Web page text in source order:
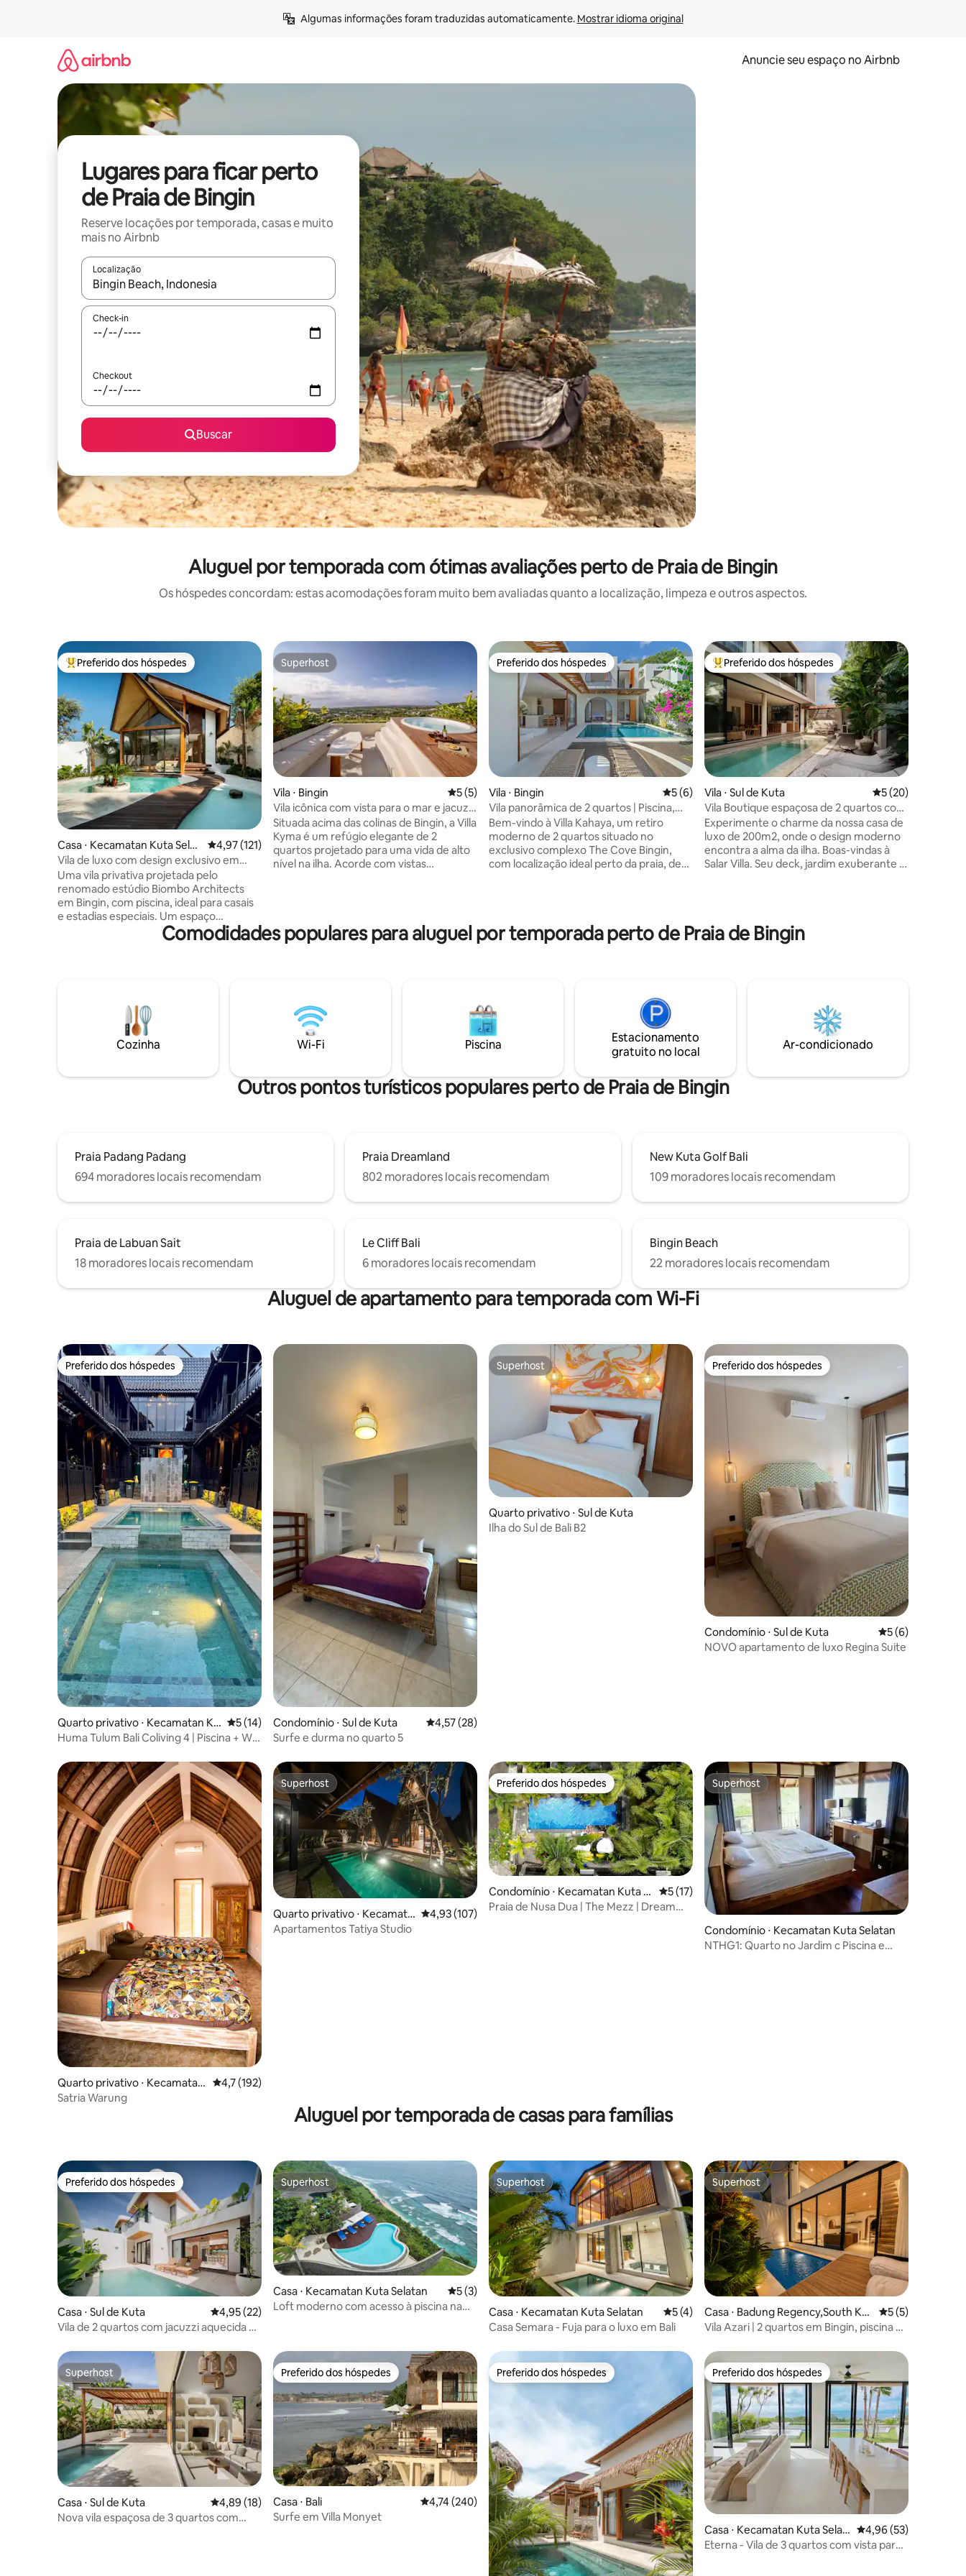
Algumas informações foram traduzidas automaticamente. Mostrar idioma original
Anuncie seu espaço no Airbnb
Lugares para ficar perto
de Praia de Bingin
Reserve locações por temporada, casas e muito
mais no Airbnb
Localização
Quando os resultados estiverem disponíveis, explore-os usando as seta para cima e para baixo do teclado ou tocando e deslizando o dedo na tela.
Check-in
Checkout
Buscar
Aluguel por temporada com ótimas avaliações perto de Praia de Bingin
Os hóspedes concordam: estas acomodações foram muito bem avaliadas quanto a localização, limpeza e outros aspectos.
Entre os melhores preferidos dos hóspedes
Preferido dos hóspedes
Casa ⋅ Kecamatan Kuta Selat
an
4,97 de uma avaliação média de 5, 121 avaliações
4,97 (121)
Vila de luxo com design exclusivo em
Bingin | Piscina privativa
Uma vila privativa projetada pelo
renomado estúdio Biombo Architects
em Bingin, com piscina, ideal para casais
e estadias especiais. Um espaço
acolhedor e único que faz você se sentir
em casa, ao mesmo tempo em que
e noites relaxantes. Ótimo para
escapadas românticas com total
privacidade. Manutenção profissional.
Cama king size, Wi-Fi, Smart TV e
de Bingin, dos melhores cafés e
Superhost
Superhost
Vila ⋅ Bingin 5 de uma avaliação média de 5, 5 avaliações
5 (5)
Vila icônica com vista para o mar e jacuzzi
no terraço em Bingin
Situada acima das colinas de Bingin, a Villa
Kyma é um refúgio elegante de 2
quartos projetado para uma vida de alto
nível na ilha. Acorde com vistas
sol acima de você. A poucos minutos de
praias, cafés, restaurantes e clubes de
tranquila com sons locais ocasionais
Preferido dos hóspedes
Preferido dos hóspedes
Vila ⋅ Bingin 5 de uma avaliação média de 5, 6 avaliações
5 (6)
Vila panorâmica de 2 quartos | Piscina,
banheira de hidromassagem e vista para
o mar
Bem-vindo à Villa Kahaya, um retiro
moderno de 2 quartos situado no
exclusivo complexo The Cove Bingin,
com localização ideal perto da praia, de
espaços externos tropicais. Uma piscina
privativa fica no coração da casa, e um
dois casais, a Villa Kahaya oferece um
refúgio elegante com acesso ao estilo de
vida litorâneo de Bali.
Entre os melhores preferidos dos hóspedes
Preferido dos hóspedes
Vila ⋅ Sul de Kuta 5 de uma
5 (20)
Vila Boutique espaçosa de 2 quartos com
piscina em Bingin
Experimente o charme da nossa casa de
luxo de 200m2, onde o design moderno
encontra a alma da ilha. Boas-vindas à
Salar Villa. Seu deck, jardim exuberante e
fresca e totalmente fechada, com ar-
condicionado e ventilador, se abre
praias mais procurados.
Comodidades populares para aluguel por temporada perto de Praia de Bingin
Cozinha Wi-Fi Piscina
Estacionamento
gratuito no local
Ar-condicionado
Outros pontos turísticos populares perto de Praia de Bingin
Praia Padang Padang
694 moradores locais recomendam
Praia Dreamland
802 moradores locais recomendam
New Kuta Golf Bali
109 moradores locais recomendam
Praia de Labuan Sait
18 moradores locais recomendam
Le Cliff Bali
6 moradores locais recomendam
Bingin Beach
22 moradores locais recomendam
Aluguel de apartamento para temporada com Wi-Fi
Preferido dos hóspedes
Preferido dos hóspedes
Quarto privativo ⋅ Kecamatan Ku
ta Selatan
5 de uma avaliação média de 5, 14 avaliações
5 (14)
Huma Tulum Bali Coliving 4 | Piscina + Wi-
Condomínio ⋅ Sul de Kuta 4,57 de uma avaliação média de 5, 28 avaliações
4,57 (28)
Surfe e durma no quarto 5
Superhost
Superhost
Quarto privativo ⋅ Sul de Kuta
Ilha do Sul de Bali B2
Preferido dos hóspedes
Preferido dos hóspedes
Condomínio ⋅ Sul de Kuta 5 de uma
5 (6)
NOVO apartamento de luxo Regina Suite
Quarto privativo ⋅ Kecamatan
Kuta Selatan
4,7 de uma avaliação média de 5, 192 avaliações
4,7 (192)
Satria Warung
Superhost
Superhost
Quarto privativo ⋅ Kecamata
n Kuta Selatan
4,93 de uma avaliação média de 5, 107 avaliações
4,93 (107)
Apartamentos Tatiya Studio
Preferido dos hóspedes
Preferido dos hóspedes
Condomínio ⋅ Kecamatan Kuta S
elatan
5 de uma avaliação média de 5, 17 avaliações
5 (17)
Praia de Nusa Dua | The Mezz | Dream
Superhost
Superhost
Condomínio ⋅ Kecamatan Kuta Selatan
NTHG1: Quarto no Jardim c Piscina e
Aluguel por temporada de casas para famílias
Preferido dos hóspedes
Preferido dos hóspedes
Casa ⋅ Sul de Kuta 4,95 de uma avaliação média de 5, 22 avaliações
4,95 (22)
Vila de 2 quartos com jacuzzi aquecida no
Superhost
Superhost
Casa ⋅ Kecamatan Kuta Selatan 5 de uma avaliação média de 5, 3 avaliações
5 (3)
Loft moderno com acesso à piscina na
Superhost
Superhost
Casa ⋅ Kecamatan Kuta Selatan 5 de uma avaliação média de 5, 4 avaliações
5 (4)
Casa Semara - Fuja para o luxo em Bali
Superhost
Superhost
Casa ⋅ Badung Regency,South Kut
a, Denpasar City
5 de uma
5 (5)
Vila Azari | 2 quartos em Bingin, piscina de
Superhost
Superhost
Casa ⋅ Sul de Kuta 4,89 de uma avaliação média de 5, 18 avaliações
4,89 (18)
Nova vila espaçosa de 3 quartos com
Preferido dos hóspedes
Preferido dos hóspedes
Casa ⋅ Bali 4,74 de uma avaliação média de 5, 240 avaliações
4,74 (240)
Surfe em Villa Monyet
Preferido dos hóspedes
Preferido dos hóspedes Preferido dos hóspedes
Preferido dos hóspedes
Casa ⋅ Kecamatan Kuta Selat
an
4,96 de uma
4,96 (53)
Eterna - Vila de 3 quartos com vista para